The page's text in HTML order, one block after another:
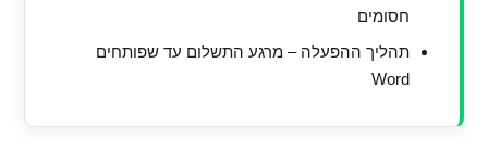
חסומים
תהליך ההפעלה – מרגע התשלום עד שפותחים
Word